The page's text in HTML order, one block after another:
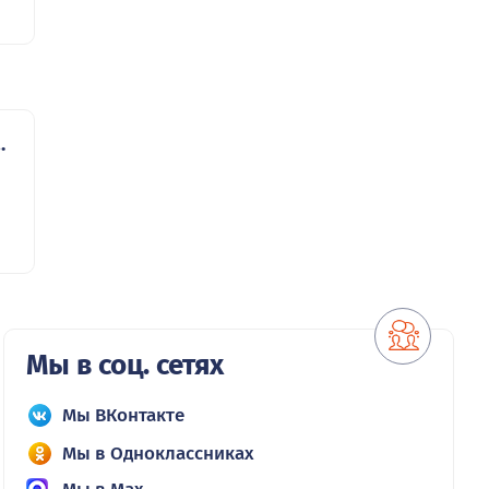
Мы в соц. сетях
Мы ВКонтакте
Мы в Одноклассниках